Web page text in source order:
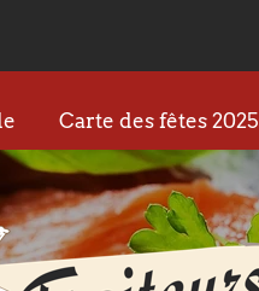
Carte des fêtes 2025